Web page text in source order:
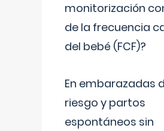
monitorización
de la frecuencia
del bebé (FCF)?
En embarazadas
riesgo y partos
espontáneos sin